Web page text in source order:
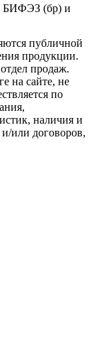
БИФЭЗ (бр) и
публичной
продукции.
продаж.
на сайте, не
по
наличия и
и/или договоров,